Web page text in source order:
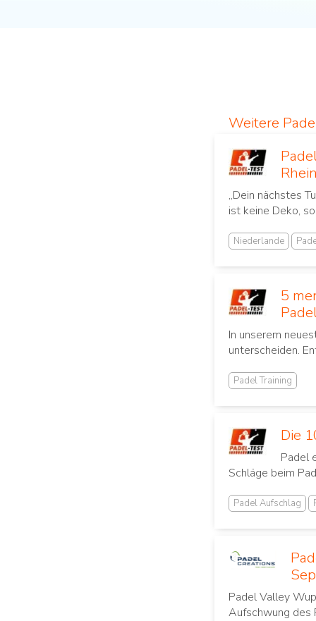
Weitere
„Dein nächstes
ist keine Deko,
Niederlande
5
In unserem
unterscheiden.
Padel Training
Die
Padel
Schläge beim
Padel Aufschlag
Padel Valley
Aufschwung des